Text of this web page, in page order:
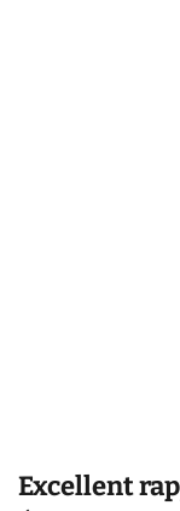
Excellent